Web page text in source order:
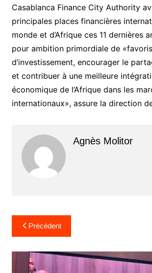
Casablanca Finance City Authority
principales places financières
monde et d’Afrique ces 11 dernières
pour ambition primordiale de
d’investissement, encourager le
et contribuer à une meilleure
économique de l’Afrique dans les
internationaux», assure la direction
Agnès Molitor
Navigation
de
l’article
Précédent